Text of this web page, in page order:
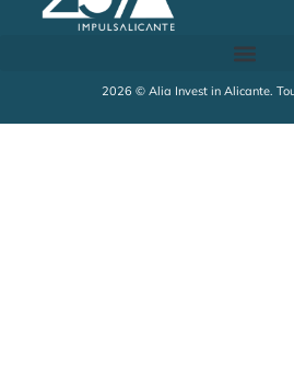
2026 © Alia Invest in Alicante.